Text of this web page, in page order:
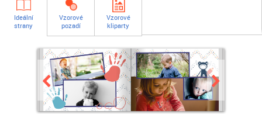
Ideální
strany
Vzorové
pozadí
Vzorové
kliparty